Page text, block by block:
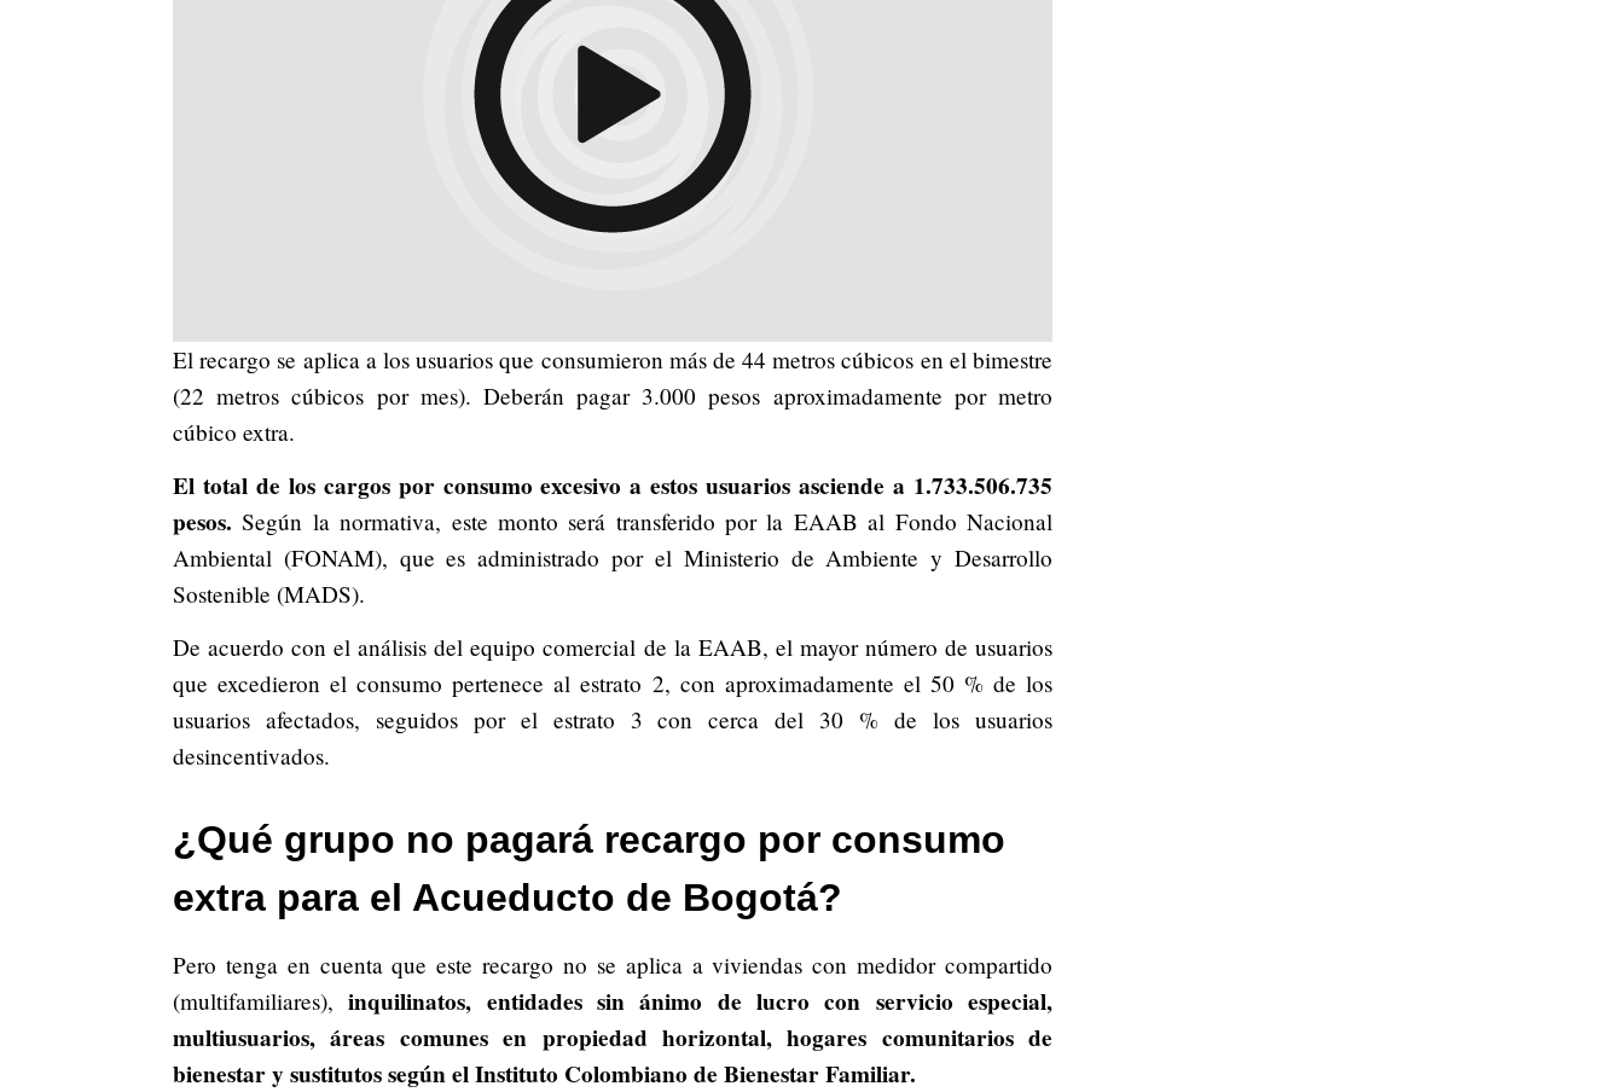
El recargo se aplica a los usuarios que consumieron más de 44 metros cúbicos en el bimestre
(22 metros cúbicos por mes). Deberán pagar 3.000 pesos aproximadamente por metro
cúbico extra.
El total de los cargos por consumo excesivo a estos usuarios asciende a 1.733.506.735
pesos. Según la normativa, este monto será transferido por la EAAB al Fondo Nacional
Ambiental (FONAM), que es administrado por el Ministerio de Ambiente y Desarrollo
Sostenible (MADS).
De acuerdo con el análisis del equipo comercial de la EAAB, el mayor número de usuarios
que excedieron el consumo pertenece al estrato 2, con aproximadamente el 50 % de los
usuarios afectados, seguidos por el estrato 3 con cerca del 30 % de los usuarios
desincentivados.
¿Qué grupo no pagará recargo por consumo
extra para el Acueducto de Bogotá?
Pero tenga en cuenta que este recargo no se aplica a viviendas con medidor compartido
(multifamiliares), inquilinatos, entidades sin ánimo de lucro con servicio especial,
multiusuarios, áreas comunes en propiedad horizontal, hogares comunitarios de
bienestar y sustitutos según el Instituto Colombiano de Bienestar Familiar.